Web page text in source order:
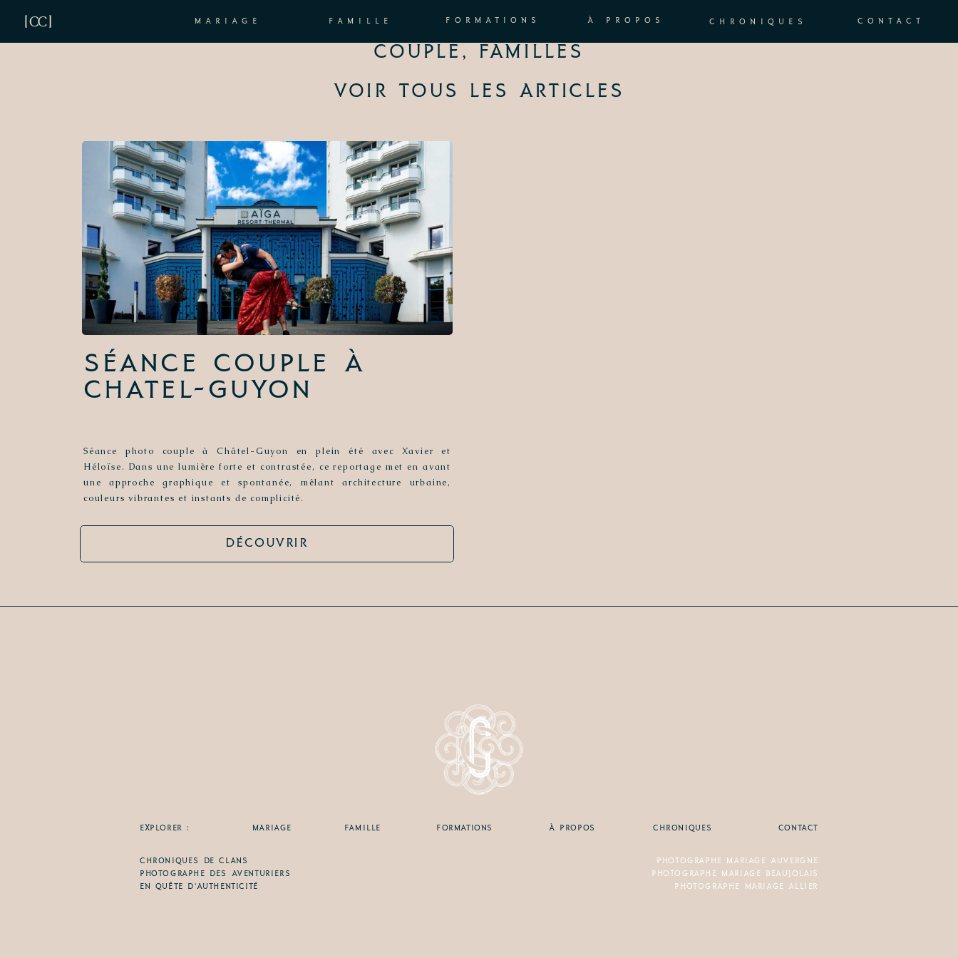
CONTACT
MARIAGE FAMILLE FORMATIONS À PROPOS CHRONIQUES
VOIR TOUS LES ARTICLES
COUPLE , FAMILLES
DÉCOUVRIR
Séance photo couple à Châtel-Guyon en plein été avec Xavier et
Héloïse. Dans une lumière forte et contrastée, ce reportage met en avant
une approche graphique et spontanée, mêlant architecture urbaine,
couleurs vibrantes et instants de complicité.
Séance Couple à
Chatel-Guyon
CONTACT
PHOTOGRAPHE MARIAGE AUVERGNE
PHOTOGRAPHE MARIAGE BEAUJOLAIS
PHOTOGRAPHE MARIAGE ALLIER
MARIAGE FAMILLE FORMATIONS À PROPOS CHRONIQUES
EXPLORER :
CHRONIQUES DE CLANS
PHOTOGRAPHE DES AVENTURIERS
EN QUÊTE D’AUTHENTICITÉ